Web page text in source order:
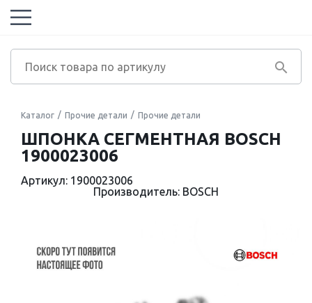
Каталог Прочие детали Прочие детали
ШПОНКА СЕГМЕНТНАЯ BOSCH
1900023006
Артикул: 1900023006
Производитель: BOSCH